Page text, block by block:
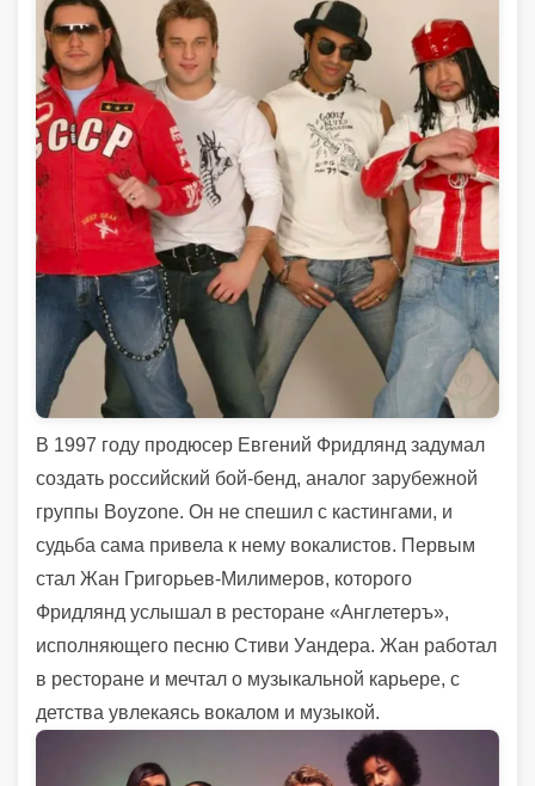
В 1997 году продюсер Евгений Фридлянд задумал
создать российский бой-бенд, аналог зарубежной
группы Boyzone. Он не спешил с кастингами, и
судьба сама привела к нему вокалистов. Первым
стал Жан Григорьев-Милимеров, которого
Фридлянд услышал в ресторане «Англетеръ»,
исполняющего песню Стиви Уандера. Жан работал
в ресторане и мечтал о музыкальной карьере, с
детства увлекаясь вокалом и музыкой.